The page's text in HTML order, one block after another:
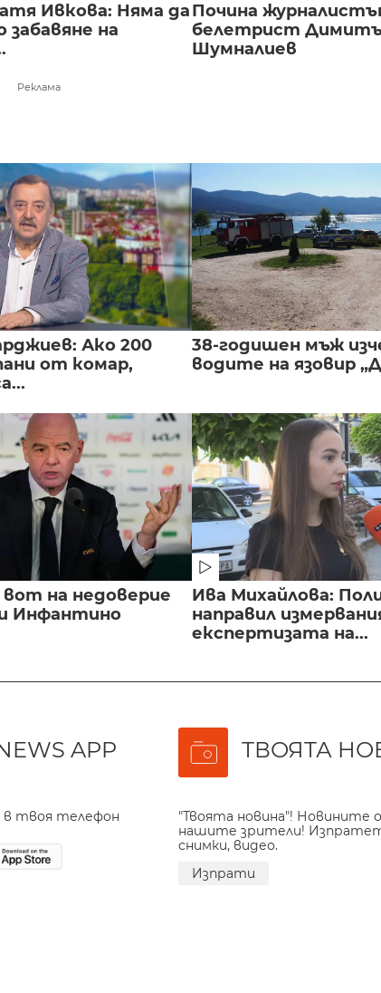
Ивкова: Няма да
забавяне на
Почина
белетрист
Шумналиев
Реклама
Ако 200
от комар,
38-годишен мъж
водите на язовир
на недоверие
Инфантино
Ива Михайлова:
направил
експертизата на...
APP
в твоя телефон
ТВОЯТА
"Твоята новина"! Новините
нашите зрители!
снимки, видео.
Изпрати